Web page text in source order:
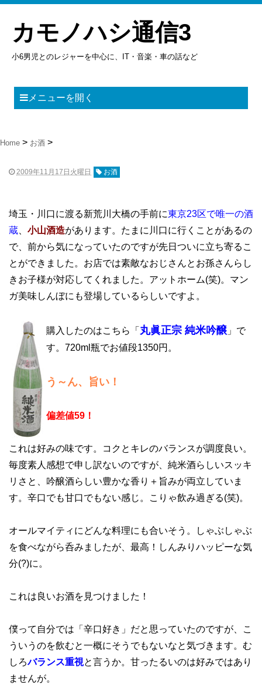
カモノハシ通信3
小6男児とのレジャーを中心に、IT・音楽・車の話など
メニューを開く
Home お酒
2009年11月17日火曜日 お酒
埼玉・川口に渡る新荒川大橋の手前に東京23区で唯一の酒
蔵
小山酒造があります。たまに川口に行くことがあるの
で、前から気になっていたのですが先日ついに立ち寄るこ
とができました。お店では素敵なおじさんとお孫さんらし
きお子様が対応してくれました。アットホーム(笑)。マン
ガ美味しんぼにも登場しているらしいですよ。
購入したのはこちら「 丸眞正宗 純米吟醸 」で
す。720ml瓶でお値段1350円。
う～ん、旨い！
偏差値59！
これは好みの味です。コクとキレのバランスが調度良い。
毎度素人感想で申し訳ないのですが、純米酒らしいスッキ
リさと、吟醸酒らしい豊かな香り＋旨みが両立していま
す。辛口でも甘口でもない感じ。こりゃ飲み過ぎる(笑)。
オールマイティにどんな料理にも合いそう。しゃぶしゃぶ
を食べながら呑みましたが、最高！しんみりハッピーな気
分(?)に。
これは良いお酒を見つけました！
僕って自分では「辛口好き」だと思っていたのですが、こ
ういうのを飲むと一概にそうでもないなと気づきます。む
しろバランス重視と言うか。甘ったるいのは好みではあり
ませんが。